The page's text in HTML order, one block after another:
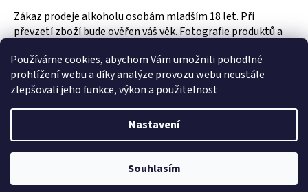
Používáme cookies, abychom Vám umožnili pohodlné
prohlížení webu a díky analýze provozu webu neustále
zlepšovali jeho funkce, výkon a použitelnost
Nastavení
Souhlasím
Zákaz prodeje alkoholu osobám mladším 18 let. Při
převzetí zboží bude ověřen váš věk. Fotografie produktů a
Copyright 2026Vinotéka & Alkotéka Style. Všechna práva
Upravit nastavení cookies